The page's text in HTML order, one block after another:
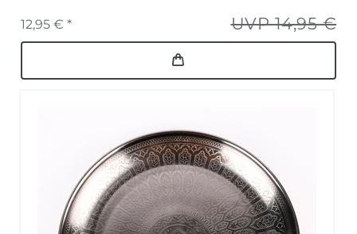
UVP 14,95 €
12,95 € *